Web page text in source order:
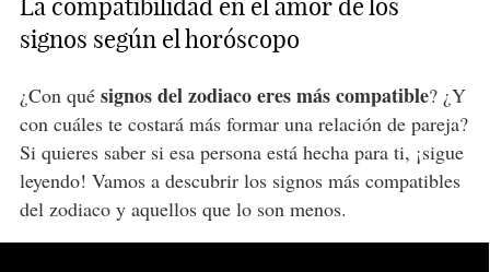
La compatibilidad en el amor de los
signos según el horóscopo
¿Con qué signos del zodiaco eres más compatible? ¿Y
con cuáles te costará más formar una relación de pareja?
Si quieres saber si esa persona está hecha para ti, ¡sigue
leyendo! Vamos a descubrir los signos más compatibles
del zodiaco y aquellos que lo son menos.